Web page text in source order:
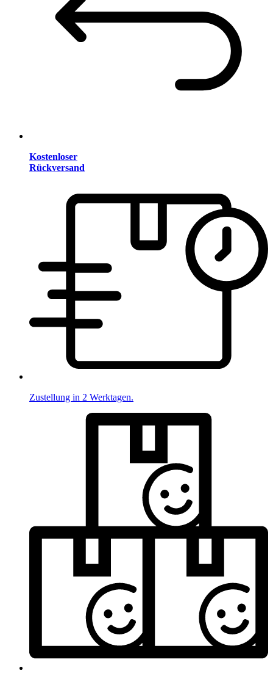
Kostenloser
Rückversand
Zustellung in 2 Werktagen.